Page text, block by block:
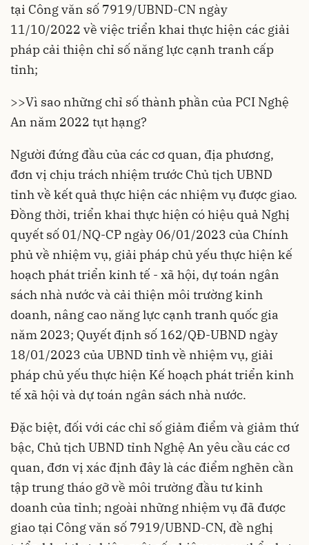
tại Công văn số 7919/UBND-CN ngày
11/10/2022 về việc triển khai thực hiện các giải
pháp cải thiện chỉ số năng lực cạnh tranh cấp
tỉnh;
>>Vì sao những chỉ số thành phần của PCI Nghệ
An năm 2022 tụt hạng?
Người đứng đầu của các cơ quan, địa phương,
đơn vị chịu trách nhiệm trước Chủ tịch UBND
tỉnh về kết quả thực hiện các nhiệm vụ được giao.
Đồng thời, triển khai thực hiện có hiệu quả Nghị
quyết số 01/NQ-CP ngày 06/01/2023 của Chính
phủ về nhiệm vụ, giải pháp chủ yếu thực hiện kế
hoạch phát triển kinh tế - xã hội, dự toán ngân
sách nhà nước và cải thiện môi trường kinh
doanh, nâng cao năng lực cạnh tranh quốc gia
năm 2023; Quyết định số 162/QĐ-UBND ngày
18/01/2023 của UBND tỉnh về nhiệm vụ, giải
pháp chủ yếu thực hiện Kế hoạch phát triển kinh
tế xã hội và dự toán ngân sách nhà nước.
Đặc biệt, đối với các chỉ số giảm điểm và giảm thứ
bậc, Chủ tịch UBND tỉnh Nghệ An yêu cầu các cơ
quan, đơn vị xác định đây là các điểm nghẽn cần
tập trung tháo gỡ về môi trường đầu tư kinh
doanh của tỉnh; ngoài những nhiệm vụ đã được
giao tại Công văn số 7919/UBND-CN, đề nghị